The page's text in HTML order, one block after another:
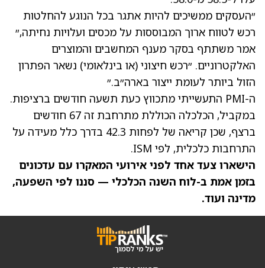
״העסקים ממשיכים להיות אתגר בכל הנוגע להחלטות
רכש לטווח ארוך המבוססות על מכסים ועלויות נחיתה,״
אמר משתתף בסקר מענף המחשבים והמוצרים
האלקטרוניים. ״רכש חיצוני (או בינלאומי) נשאר הפתרון
הזול ביותר לעומת ייצור בארה״ב.״
ה-PMI התעשייתי מתכווץ כעת תשעה חודשים ברציפות.
במקביל, הכלכלה הכוללת מתרחבת זה 67 חודשים
ברצף, שכן קריאה של לפחות 42.3 בדרך כלל מעידה על
התרחבות כלכלית, לפי ISM.
הישארו צעד אחד לפני אירועי המאקרו עם עדכונים
בזמן אמת ב-לוח השנה הכלכלי — סננו לפי השפעה,
מדינה ועוד.